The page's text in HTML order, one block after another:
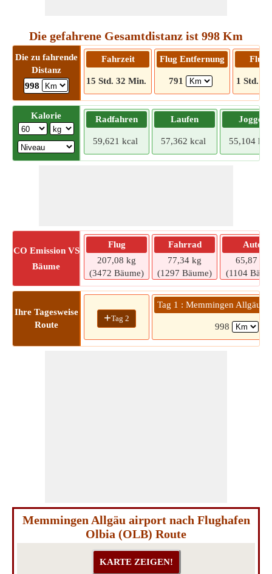
Die gefahrene Gesamtdistanz ist 998 Km
Die zu fahrende
Distanz
998
Fahrzeit
15 Std. 32 Min.
Flug Entfernung
791 1 Std.
Kalorie Radfahren
59,621 kcal
Laufen
57,362 kcal
Joggen
55,104
CO Emission VS
Bäume
Flug
207,08 kg
(3472 Bäume)
Fahrrad
77,34 kg
(1297 Bäume)
Auto
65,87 kg
(1104
Ihre Tagesweise
Route
+Tag 2
Tag 1 : Memmingen Allgäu
998
Memmingen Allgäu airport nach Flughafen
Olbia (OLB) Route